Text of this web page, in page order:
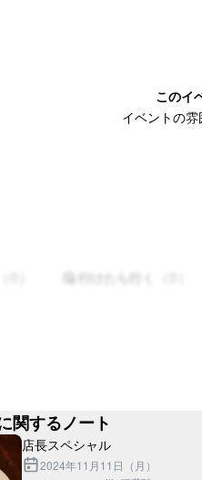
このイ
イベントの
🤔 行けたら行く
関するノート
店長スペシャル
2024年11月11日（月）